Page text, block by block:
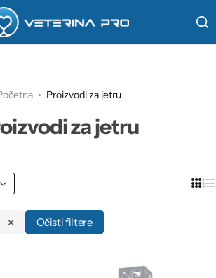
Proizvodi za jetru
za jetru
Očisti filtere